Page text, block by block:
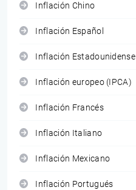
Inflación Chino
Inflación Español
Inflación Estadounidense
Inflación europeo (IPCA)
Inflación Francés
Inflación Italiano
Inflación Mexicano
Inflación Portugués